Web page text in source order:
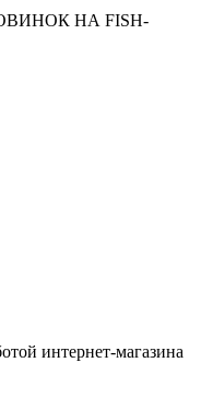
НА FISH-
интернет-магазина